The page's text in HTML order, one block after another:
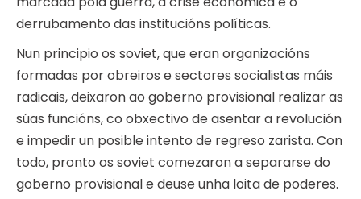
derrubamento das institucións políticas.
Nun principio os soviet, que eran organizacións
formadas por obreiros e sectores socialistas máis
radicais, deixaron ao goberno provisional realizar as
súas funcións, co obxectivo de asentar a revolución
e impedir un posible intento de regreso zarista. Con
todo, pronto os soviet comezaron a separarse do
goberno provisional e deuse unha loita de poderes.